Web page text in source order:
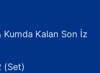
Kalan Son İz
(Set)